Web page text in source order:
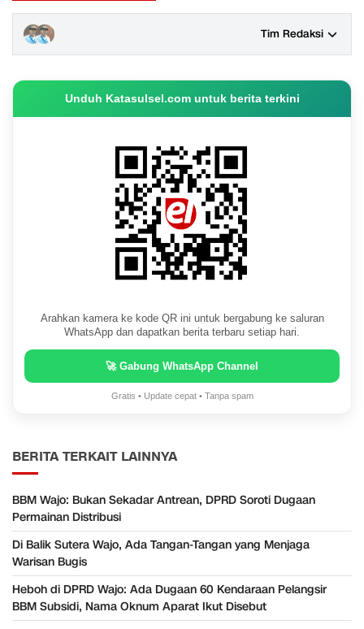
Tim Redaksi
Unduh Katasulsel.com untuk berita terkini
Arahkan kamera ke kode QR ini untuk bergabung ke saluran
WhatsApp dan dapatkan berita terbaru setiap hari.
🚀 Gabung WhatsApp Channel
Gratis • Update cepat • Tanpa spam
BERITA TERKAIT LAINNYA
BBM Wajo: Bukan Sekadar Antrean, DPRD Soroti Dugaan
Permainan Distribusi
Di Balik Sutera Wajo, Ada Tangan-Tangan yang Menjaga
Warisan Bugis
Heboh di DPRD Wajo: Ada Dugaan 60 Kendaraan Pelangsir
BBM Subsidi, Nama Oknum Aparat Ikut Disebut